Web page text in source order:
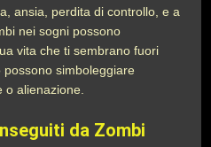
ansia, perdita di controllo, e a
nei sogni possono
vita che ti sembrano fuori
simboleggiare
alienazione.
da Zombi